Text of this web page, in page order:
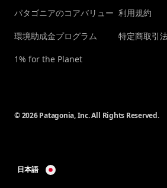
パタゴニアのコアバリュー
環境助成金プログラム
1% for the Planet
利用規約
特定商取引
© 2026 Patagonia, Inc. All Rights Reserved.
日本語